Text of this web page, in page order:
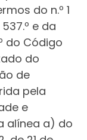
do n.º 1
e da
do Código
do
de
pela
e
alínea a) do